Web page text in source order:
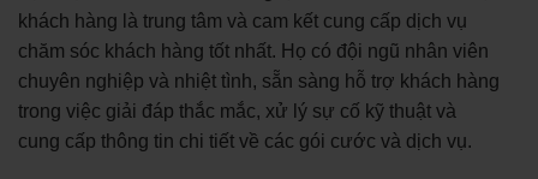
khách hàng là trung tâm và cam kết cung cấp dịch vụ
chăm sóc khách hàng tốt nhất. Họ có đội ngũ nhân viên
chuyên nghiệp và nhiệt tình, sẵn sàng hỗ trợ khách hàng
trong việc giải đáp thắc mắc, xử lý sự cố kỹ thuật và
cung cấp thông tin chi tiết về các gói cước và dịch vụ.